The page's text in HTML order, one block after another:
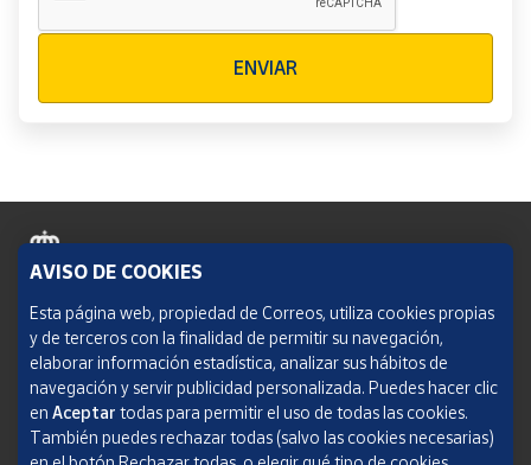
ENVIAR
Política de cookies
Aviso legal
Condiciones del servicio
Política de Privacidad Web
AVISO DE COOKIES
Esta página web, propiedad de Correos, utiliza cookies propias
y de terceros con la finalidad de permitir su navegación,
elaborar información estadística, analizar sus hábitos de
navegación y servir publicidad personalizada. Puedes hacer clic
en Aceptar todas para permitir el uso de todas las cookies.
También puedes rechazar todas (salvo las cookies necesarias)